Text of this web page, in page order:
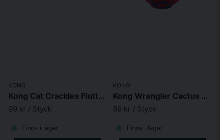
KONG
Kong Cat Crackles Flutterz
99 kr / Styck
Finns i lager
KONG
Kong Wrangler Cactus 21,5*13*7,5cm
89 kr / Styck
Finns i lager